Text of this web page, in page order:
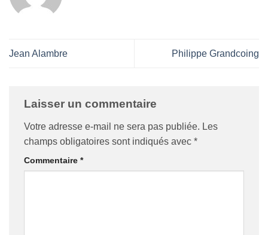
Jean Alambre Philippe Grandcoing
Laisser un commentaire
Votre adresse e-mail ne sera pas publiée. Les
champs obligatoires sont indiqués avec *
Commentaire *